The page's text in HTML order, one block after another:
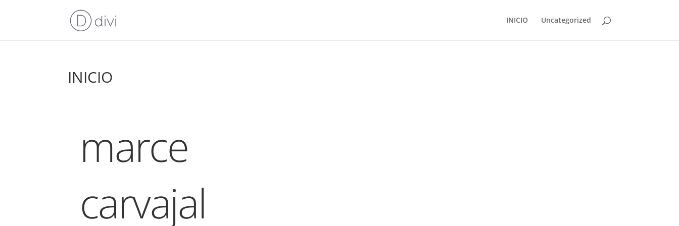
INICIO Uncategorized
INICIO
marce
carvajal